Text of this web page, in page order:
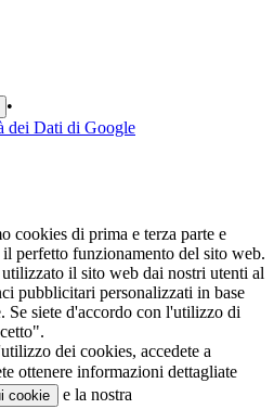
•
dei Dati di Google
cookies di prima e terza parte e
perfetto funzionamento del sito web.
il sito web dai nostri utenti al
pubblicitari personalizzati in base
Se siete d'accordo con l'utilizzo di
dei cookies, accedete a
ottenere informazioni dettagliate
cookie
e la nostra